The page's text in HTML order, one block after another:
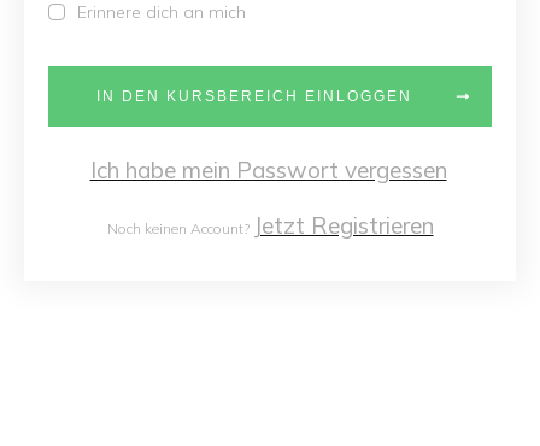
Erinnere dich an mich
IN DEN KURSBEREICH EINLOGGEN
Ich habe mein Passwort vergessen
Noch keinen Account? Jetzt Registrieren